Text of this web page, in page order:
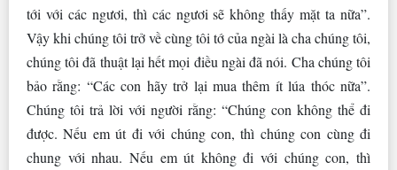
tới với các ngươi, thì các ngươi sẽ không thấy mặt ta nữa”.
Vậy khi chúng tôi trở về cùng tôi tớ của ngài là cha chúng tôi,
chúng tôi đã thuật lại hết mọi điều ngài đã nói. Cha chúng tôi
bảo rằng: “Các con hãy trở lại mua thêm ít lúa thóc nữa”.
Chúng tôi trả lời với người rằng: “Chúng con không thể đi
được. Nếu em út đi với chúng con, thì chúng con cùng đi
chung với nhau. Nếu em út không đi với chúng con, thì